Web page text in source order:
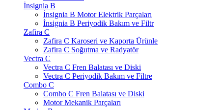
İnsignia B
İnsignia B Motor Elektrik Parçaları
İnsignia B Periyodik Bakım ve Filtr
Zafira C
Zafira C Karoseri ve Kaporta Ürünle
Zafira C Soğutma ve Radyatör
Vectra C
Vectra C Fren Balatası ve Diski
Vectra C Periyodik Bakım ve Filtre
Combo C
Combo C Fren Balatası ve Diski
Motor Mekanik Parçaları